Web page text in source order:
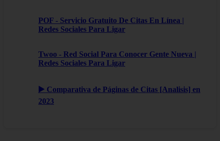
POF - Servicio Gratuito De Citas En Línea |
Redes Sociales Para Ligar
Twoo - Red Social Para Conocer Gente Nueva |
Redes Sociales Para Ligar
▶️ Comparativa de Páginas de Citas [Analisis] en
2023